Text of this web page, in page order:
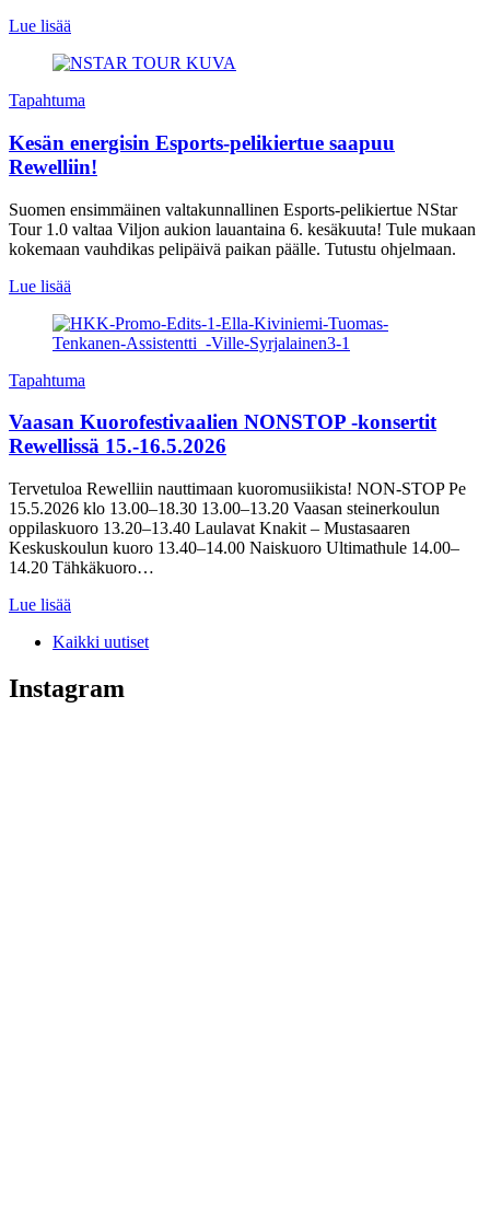
Lue lisää
Tapahtuma
Kesän energisin Esports-pelikiertue saapuu
Rewelliin!
Suomen ensimmäinen valtakunnallinen Esports-pelikiertue NStar
Tour 1.0 valtaa Viljon aukion lauantaina 6. kesäkuuta! Tule mukaan
kokemaan vauhdikas pelipäivä paikan päälle. Tutustu ohjelmaan.
Lue lisää
Tapahtuma
Vaasan Kuorofestivaalien NONSTOP -konsertit
Rewellissä 15.-16.5.2026
Tervetuloa Rewelliin nauttimaan kuoromusiikista! NON-STOP Pe
15.5.2026 klo 13.00–18.30 13.00–13.20 Vaasan steinerkoulun
oppilaskuoro 13.20–13.40 Laulavat Knakit – Mustasaaren
Keskuskoulun kuoro 13.40–14.00 Naiskuoro Ultimathule 14.00–
14.20 Tähkäkuoro…
Lue lisää
Kaikki uutiset
Instagram